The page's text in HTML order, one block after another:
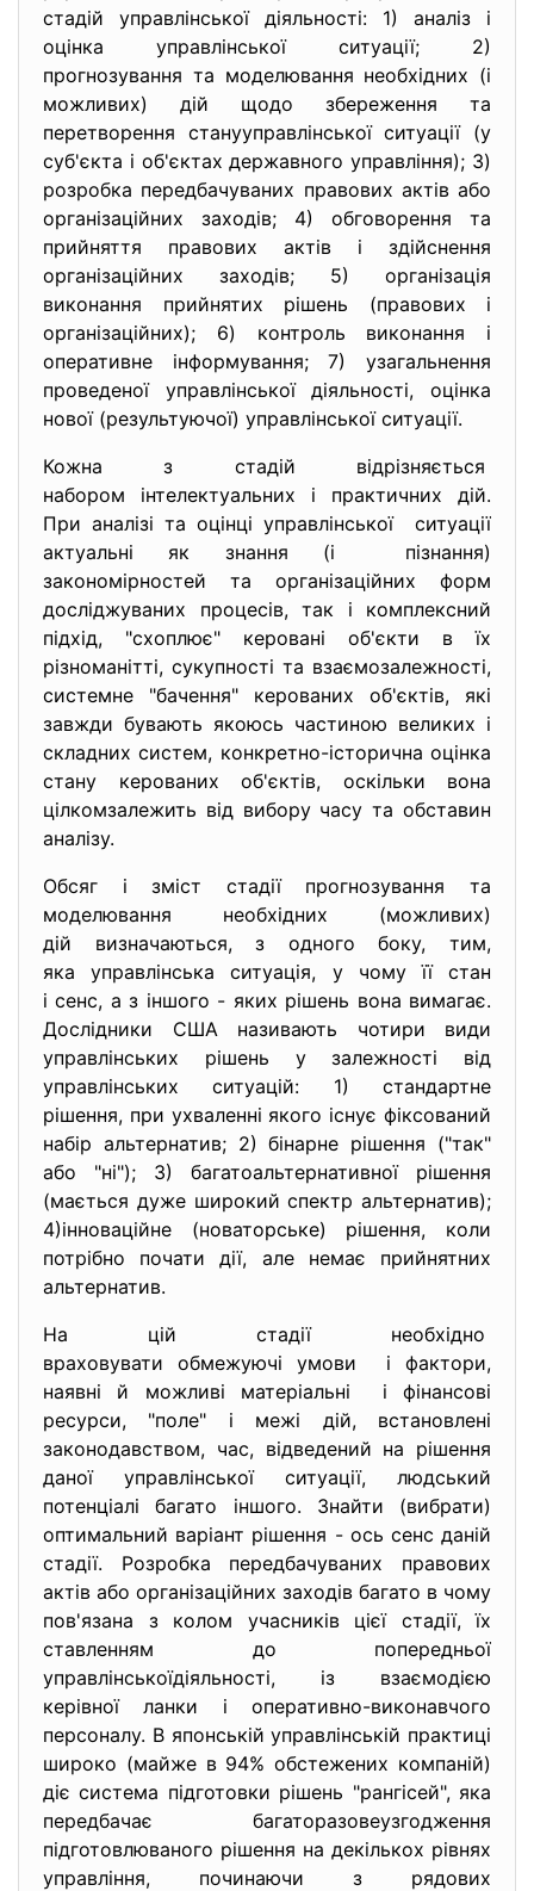
стадій управлінської діяльності: 1) аналіз і
оцінка управлінської ситуації; 2)
прогнозування та моделювання необхідних (і
можливих) дій щодо збереження та
перетворення станууправлінської ситуації (у
суб'єкта і об'єктах державного управління); 3)
розробка передбачуваних правових актів або
організаційних заходів; 4) обговорення та
прийняття правових актів і здійснення
організаційних заходів; 5) організація
виконання прийнятих рішень (правових і
організаційних); 6) контроль виконання і
оперативне інформування; 7) узагальнення
проведеної управлінської діяльності, оцінка
нової (результуючої) управлінської ситуації.
Кожна з стадій відрізняється
набором інтелектуальних і практичних дій.
При аналізі та оцінці управлінської ситуації
актуальні як знання (і пізнання)
закономірностей та організаційних форм
досліджуваних процесів, так і комплексний
підхід, "схоплює" керовані об'єкти в їх
різноманітті, сукупності та взаємозалежності,
системне "бачення" керованих об'єктів, які
завжди бувають якоюсь частиною великих і
складних систем, конкретно-історична оцінка
стану керованих об'єктів, оскільки вона
цілкомзалежить від вибору часу та обставин
аналізу.
Обсяг і зміст стадії прогнозування та
моделювання необхідних (можливих)
дій визначаються, з одного боку, тим,
яка управлінська ситуація, у чому її стан
і сенс, а з іншого - яких рішень вона вимагає.
Дослідники США називають чотири види
управлінських рішень у залежності від
управлінських ситуацій: 1) стандартне
рішення, при ухваленні якого існує фіксований
набір альтернатив; 2) бінарне рішення ("так"
або "ні"); 3) багатоальтернативної рішення
(мається дуже широкий спектр альтернатив);
4)інноваційне (новаторське) рішення, коли
потрібно почати дії, але немає прийнятних
альтернатив.
На цій стадії необхідно
враховувати обмежуючі умови і фактори,
наявні й можливі матеріальні і фінансові
ресурси, "поле" і межі дій, встановлені
законодавством, час, відведений на рішення
даної управлінської ситуації, людський
потенціалі багато іншого. Знайти (вибрати)
оптимальний варіант рішення - ось сенс даній
стадії. Розробка передбачуваних правових
актів або організаційних заходів багато в чому
пов'язана з колом учасників цієї стадії, їх
ставленням до попередньої
управлінськоїдіяльності, із взаємодією
керівної ланки і оперативно-виконавчого
персоналу. В японській управлінській практиці
широко (майже в 94% обстежених компаній)
діє система підготовки рішень "рангісей", яка
передбачає багаторазовеузгодження
підготовлюваного рішення на декількох рівнях
управління, починаючи з рядових